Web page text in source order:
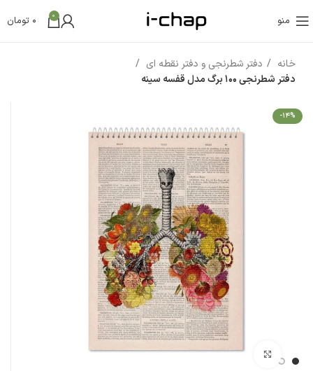
منو 0
0 تومان
خانه
دفتر شطرنجی و دفتر نقطه ای
دفتر شطرنجی 100 برگ مدل قفسه سینه
-14%
بزرگنمایی تصویر